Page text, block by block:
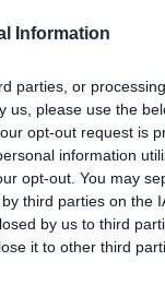
Information
parties, or
us, please use the
opt-out request is
information
opt-out. You may
third parties on the
by us to third
it to other third